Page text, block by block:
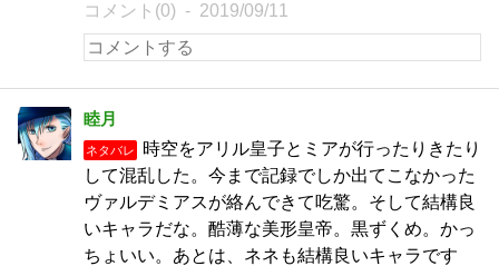
コメント(0) 2019/09/11
睦月
ネタバレ
時空をアリル皇子とミアが行ったりきたり
して混乱した。今まで記録でしか出てこなかった
ヴァルデミアスが絡んできて吃驚。そして結構良
いキャラだな。酷薄な美形皇帝。黒ずくめ。かっ
ちょいい。あとは、ネネも結構良いキャラです